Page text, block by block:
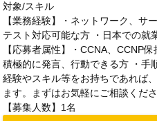
対象/スキル
【業務経験】・ネットワーク、サ
テスト対応可能な方 ・日本での就
【応募者属性】・CCNA、CCNP
積極的に発言、行動できる方 ・
経験やスキル等をお持ちであれば
ます。まずはお気軽にご相談くださ
【募集人数】1名